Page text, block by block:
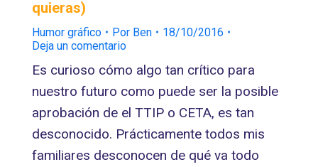
quieras)
Humor gráfico Por Ben
18/10/2016
Deja un comentario
Es curioso cómo algo tan crítico para
nuestro futuro como puede ser la posible
aprobación de el TTIP o CETA, es tan
desconocido. Prácticamente todos mis
familiares desconocen de qué va todo